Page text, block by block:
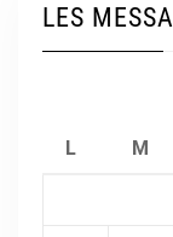
LES
L M